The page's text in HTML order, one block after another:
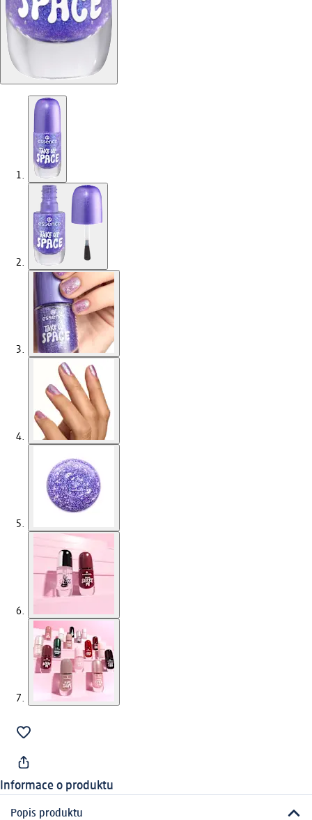
Informace o produktu
Popis produktu